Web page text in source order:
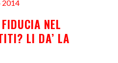
2014
NEL
LI DA’ LA